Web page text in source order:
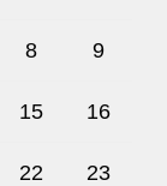
8 9
15 16
22 23